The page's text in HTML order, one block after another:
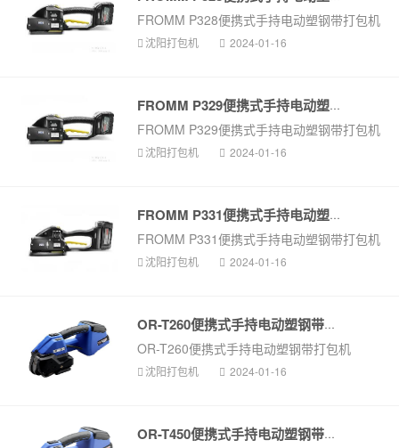
FROMM P328便携式手持电动塑钢带打包机
沈阳打包机 2024-01-16
FROMM P329便携式手持电动塑钢带打...
FROMM P329便携式手持电动塑钢带打包机
沈阳打包机 2024-01-16
FROMM P331便携式手持电动塑钢带打...
FROMM P331便携式手持电动塑钢带打包机
沈阳打包机 2024-01-16
OR-T260便携式手持电动塑钢带打包机
OR-T260便携式手持电动塑钢带打包机
沈阳打包机 2024-01-16
OR-T450便携式手持电动塑钢带打包机